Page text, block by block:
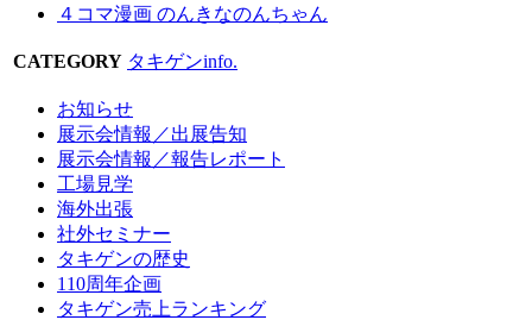
４コマ漫画 のんきなのんちゃん
CATEGORY タキゲンinfo.
お知らせ
展示会情報／出展告知
展示会情報／報告レポート
工場見学
海外出張
社外セミナー
タキゲンの歴史
110周年企画
タキゲン売上ランキング